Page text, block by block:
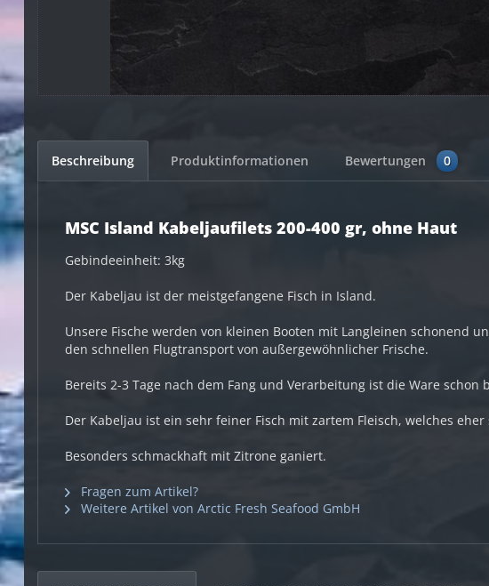
Beschreibung Produktinformationen Bewertungen 0
MSC Island Kabeljaufilets 200-400 gr, ohne Haut
Gebindeeinheit: 3kg
Der Kabeljau ist der meistgefangene Fisch in Island.
Unsere Fische werden von kleinen Booten mit Langleinen schonend
den schnellen Flugtransport von außergewöhnlicher Frische.
Bereits 2-3 Tage nach dem Fang und Verarbeitung ist die Ware
Der Kabeljau ist ein sehr feiner Fisch mit zartem Fleisch, welches
Besonders schmackhaft mit Zitrone ganiert.
Fragen zum Artikel?
Weitere Artikel von Arctic Fresh Seafood GmbH